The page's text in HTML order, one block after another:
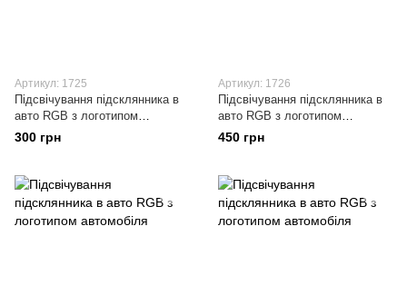
Артикул: 1725
Підсвічування підсклянника в
авто RGB з логотипом
автомобіля
300 грн
Артикул: 1726
Підсвічування підсклянника в
авто RGB з логотипом
автомобіля
450 грн